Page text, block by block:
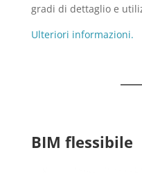
gradi di dettaglio e
Ulteriori informazioni.
BIM flessibile